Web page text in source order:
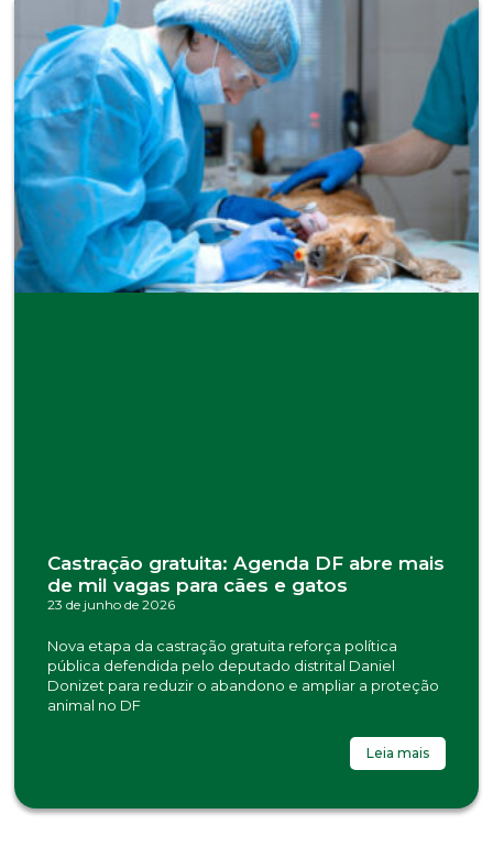
Castração gratuita: Agenda DF abre mais
de mil vagas para cães e gatos
23 de junho de 2026
Nova etapa da castração gratuita reforça política
pública defendida pelo deputado distrital Daniel
Donizet para reduzir o abandono e ampliar a proteção
animal no DF
Leia mais